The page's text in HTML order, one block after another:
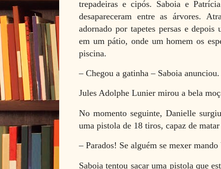
trepadeiras e cipós. Saboia e
desapareceram entre as árvores.
adornado por tapetes persas e depois
em um pátio, onde um homem os
piscina.
– Chegou a gatinha – Saboia anunciou.
Jules Adolphe Lunier mirou a bela
No momento seguinte, Danielle
uma pistola de 18 tiros, capaz de
– Parados! Se alguém se mexer mando
Saboia tentou sacar uma pistola que